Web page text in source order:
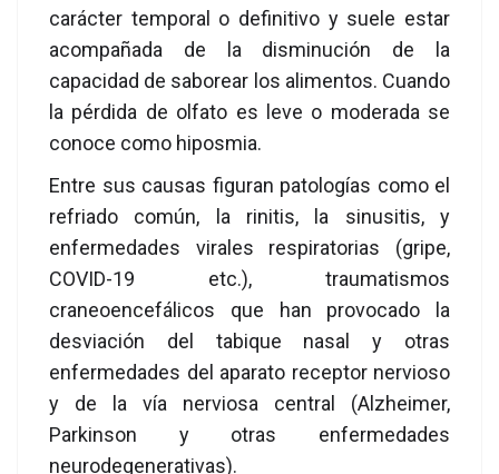
carácter temporal o definitivo y suele estar
acompañada de la disminución de la
capacidad de saborear los alimentos. Cuando
la pérdida de olfato es leve o moderada se
conoce como hiposmia.
Entre sus causas figuran patologías como el
refriado común, la rinitis, la sinusitis, y
enfermedades virales respiratorias (gripe,
COVID-19 etc.), traumatismos
craneoencefálicos que han provocado la
desviación del tabique nasal y otras
enfermedades del aparato receptor nervioso
y de la vía nerviosa central (Alzheimer,
Parkinson y otras enfermedades
neurodegenerativas).